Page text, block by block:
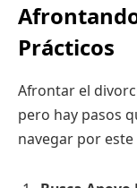
Prácticos
Afrontar el
pero hay pasos
navegar por